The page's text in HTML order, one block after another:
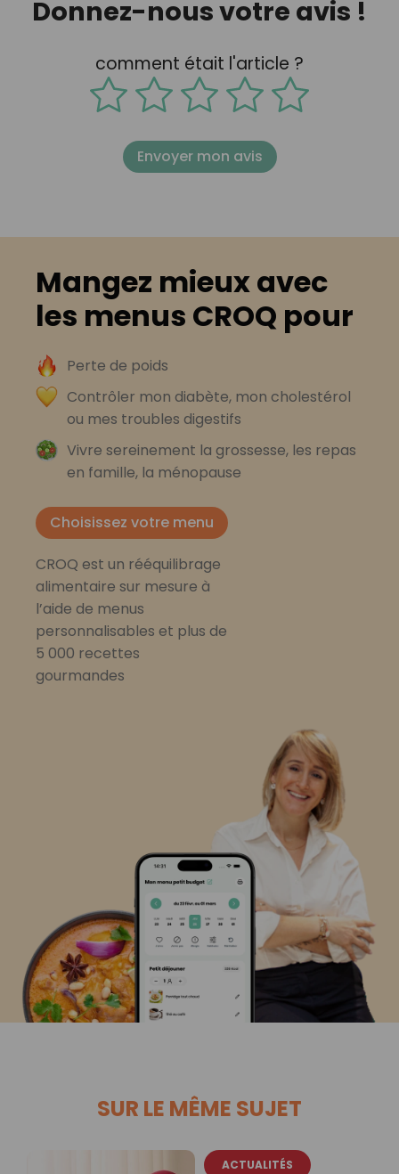
Donnez-nous votre avis !
comment était l'article ?
Envoyer mon avis
Mangez mieux avec
les menus CROQ pour
Perte de poids
Contrôler mon diabète, mon cholestérol
ou mes troubles digestifs
Vivre sereinement la grossesse, les repas
en famille, la ménopause
Choisissez votre menu
CROQ est un rééquilibrage
alimentaire sur mesure à
l’aide de menus
personnalisables et plus de
5 000 recettes
gourmandes
SUR LE MÊME SUJET
ACTUALITÉS